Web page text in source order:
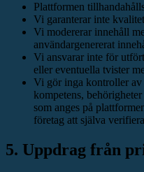
Plattformen
Vi garanterar inte
Vi modererar innehåll
användargenererat
Vi ansvarar inte för
eller eventuella tvister
Vi gör inga kontroller av
kompetens,
som anges på
företag att själva
5. Uppdrag från